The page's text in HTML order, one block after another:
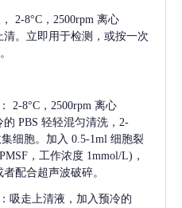
2-8°C，2500rpm 离心
。立即用于检测，或按一次
2-8°C，2500rpm 离心
PBS 轻轻混匀清洗，2-
细胞。加入 0.5-1ml 细胞裂
，工作浓度 1mmol/L)，
配合超声波破碎。
吸走上清液，加入预冷的